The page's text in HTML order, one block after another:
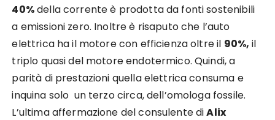
40%della corrente è prodotta da fonti sostenibili
a emissioni zero. Inoltre è risaputo che l’auto
elettrica ha il motore con efficienza oltre il 90%, il
triplo quasi del motore endotermico. Quindi, a
parità di prestazioni quella elettrica consuma e
inquina solo un terzo circa, dell’omologa fossile.
L’ultima affermazione del consulente diAlix